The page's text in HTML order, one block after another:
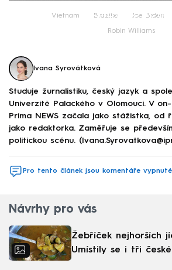
Failed to fetch
Vietnam Brazílie Joe Biden
Robin Williams
Ivana Syrovátková
Studuje žurnalistiku, český jazyk a
Univerzitě Palackého v Olomouci. V
Prima NEWS začala jako stážistka, od
jako redaktorka. Zaměřuje se
politickou scénu.
Pro tento článek jsou komentáře vypnuté
Návrhy pro vás
Žebříček nejhorších
Umístily se i tři